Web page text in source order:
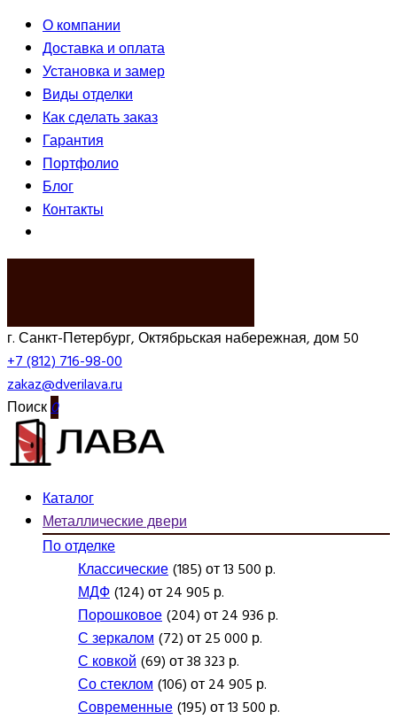
О компании
Доставка и оплата
Установка и замер
Виды отделки
Как сделать заказ
Гарантия
Портфолио
Блог
Контакты
г. Санкт-Петербург, Октябрьская набережная, дом 50
+7 (812) 716-98-00
zakaz@dverilava.ru
Поиск0
Каталог
Металлические двери
По отделке
Классические(185) от 13 500 р.
МДФ(124) от 24 905 р.
Порошковое(204) от 24 936 р.
С зеркалом(72) от 25 000 р.
С ковкой(69) от 38 323 р.
Со стеклом(106) от 24 905 р.
Современные(195) от 13 500 р.